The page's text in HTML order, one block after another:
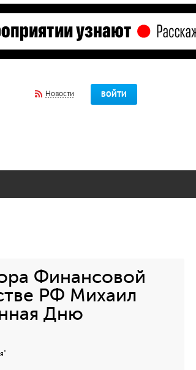
Новости ВОЙТИ
Финансовой
РФ Михаил
Дню